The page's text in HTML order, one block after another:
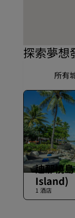
探索夢想
所有
迪那橈
Island)
1 酒店